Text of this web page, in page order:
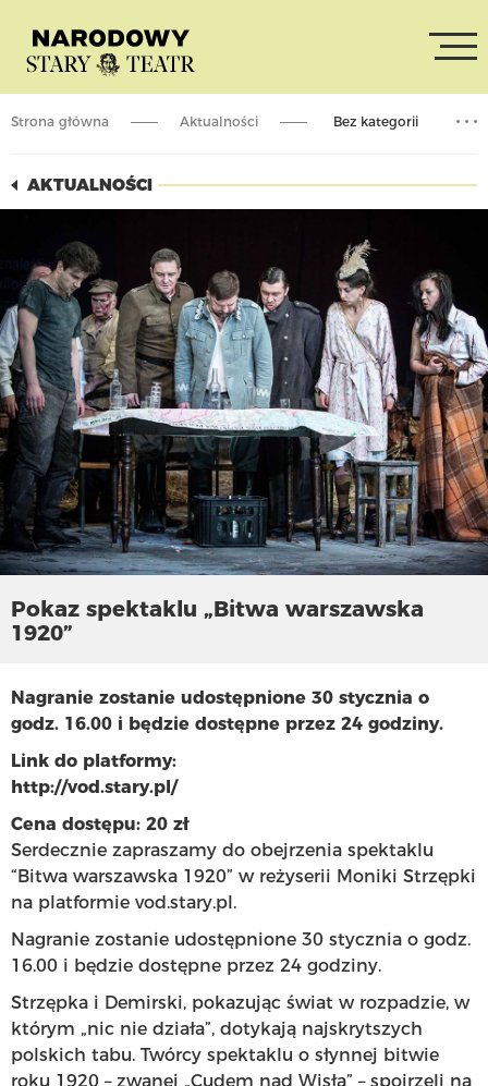
Strona główna Bez kategorii
Aktualności
AKTUALNOŚCI
Pokaz spektaklu „Bitwa warszawska
1920”
Nagranie zostanie udostępnione 30 stycznia o
godz. 16.00 i będzie dostępne przez 24 godziny.
Link do platformy:
http://vod.stary.pl/
Cena dostępu: 20 zł
Serdecznie zapraszamy do obejrzenia spektaklu
“Bitwa warszawska 1920” w reżyserii Moniki Strzępki
na platformie vod.stary.pl.
Nagranie zostanie udostępnione 30 stycznia o godz.
16.00 i będzie dostępne przez 24 godziny.
Strzępka i Demirski, pokazując świat w rozpadzie, w
którym „nic nie działa”, dotykają najskrytszych
polskich tabu. Twórcy spektaklu o słynnej bitwie
roku 1920 – zwanej „Cudem nad Wisłą” – spojrzeli na